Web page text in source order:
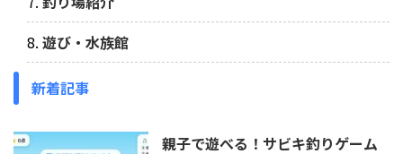
遊び・水族館
新着記事
親子で遊べる！サビキ釣りゲーム